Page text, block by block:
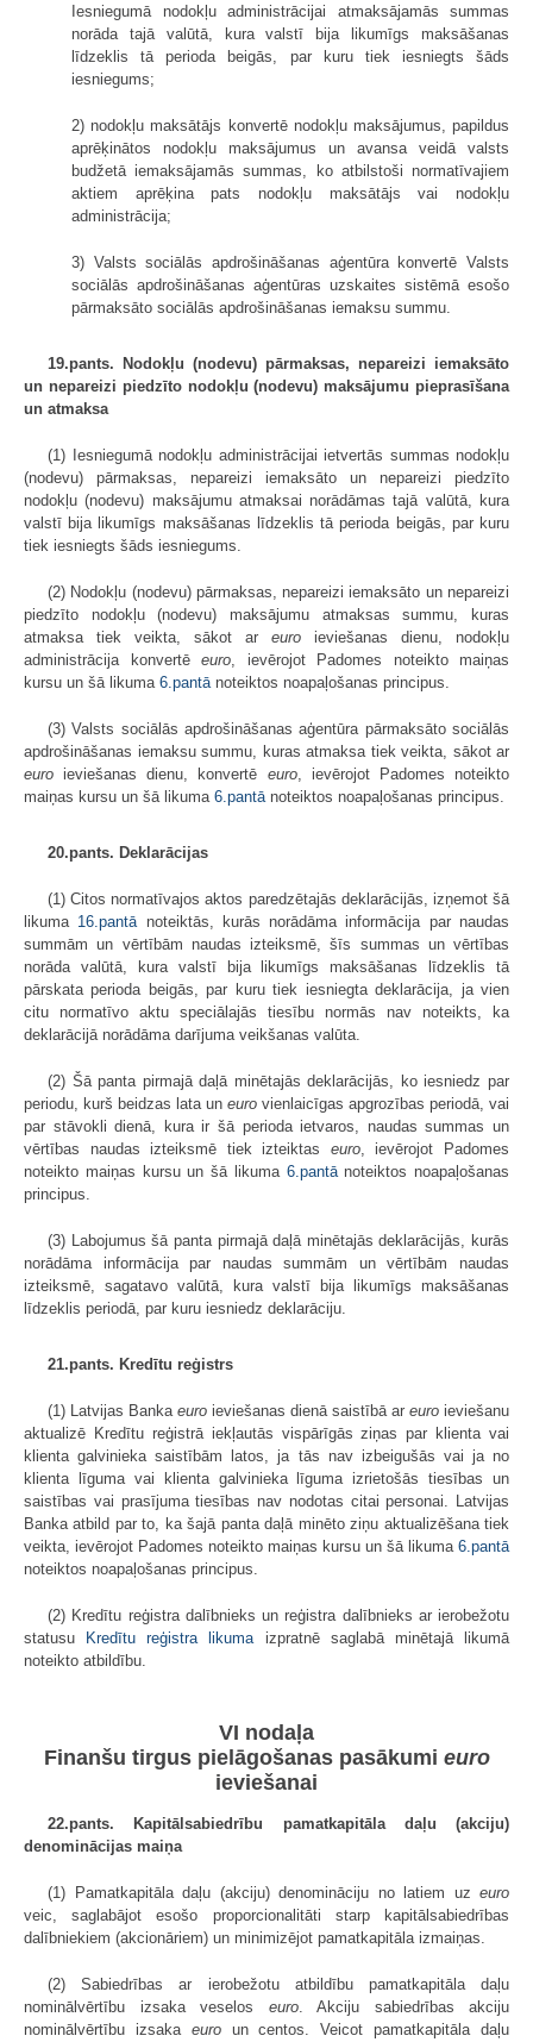
Iesniegumā nodokļu administrācijai atmaksājamās summas
norāda tajā valūtā, kura valstī bija likumīgs maksāšanas
līdzeklis tā perioda beigās, par kuru tiek iesniegts šāds
iesniegums;
2) nodokļu maksātājs konvertē nodokļu maksājumus, papildus
aprēķinātos nodokļu maksājumus un avansa veidā valsts
budžetā iemaksājamās summas, ko atbilstoši normatīvajiem
aktiem aprēķina pats nodokļu maksātājs vai nodokļu
administrācija;
3) Valsts sociālās apdrošināšanas aģentūra konvertē Valsts
sociālās apdrošināšanas aģentūras uzskaites sistēmā esošo
pārmaksāto sociālās apdrošināšanas iemaksu summu.
19.pants. Nodokļu (nodevu) pārmaksas, nepareizi iemaksāto
un nepareizi piedzīto nodokļu (nodevu) maksājumu pieprasīšana
un atmaksa
(1) Iesniegumā nodokļu administrācijai ietvertās summas nodokļu
(nodevu) pārmaksas, nepareizi iemaksāto un nepareizi piedzīto
nodokļu (nodevu) maksājumu atmaksai norādāmas tajā valūtā, kura
valstī bija likumīgs maksāšanas līdzeklis tā perioda beigās, par kuru
tiek iesniegts šāds iesniegums.
(2) Nodokļu (nodevu) pārmaksas, nepareizi iemaksāto un nepareizi
piedzīto nodokļu (nodevu) maksājumu atmaksas summu, kuras
atmaksa tiek veikta, sākot ar euro ieviešanas dienu, nodokļu
administrācija konvertē euro, ievērojot Padomes noteikto maiņas
kursu un šā likuma 6.pantānoteiktos noapaļošanas principus.
(3) Valsts sociālās apdrošināšanas aģentūra pārmaksāto sociālās
apdrošināšanas iemaksu summu, kuras atmaksa tiek veikta, sākot ar
euro ieviešanas dienu, konvertē euro, ievērojot Padomes noteikto
maiņas kursu un šā likuma 6.pantānoteiktos noapaļošanas principus.
20.pants. Deklarācijas
(1) Citos normatīvajos aktos paredzētajās deklarācijās, izņemot šā
likuma 16.pantānoteiktās, kurās norādāma informācija par naudas
summām un vērtībām naudas izteiksmē, šīs summas un vērtības
norāda valūtā, kura valstī bija likumīgs maksāšanas līdzeklis tā
pārskata perioda beigās, par kuru tiek iesniegta deklarācija, ja vien
citu normatīvo aktu speciālajās tiesību normās nav noteikts, ka
deklarācijā norādāma darījuma veikšanas valūta.
(2) Šā panta pirmajā daļā minētajās deklarācijās, ko iesniedz par
periodu, kurš beidzas lata un euro vienlaicīgas apgrozības periodā, vai
par stāvokli dienā, kura ir šā perioda ietvaros, naudas summas un
vērtības naudas izteiksmē tiek izteiktas euro, ievērojot Padomes
noteikto maiņas kursu un šā likuma 6.pantānoteiktos noapaļošanas
principus.
(3) Labojumus šā panta pirmajā daļā minētajās deklarācijās, kurās
norādāma informācija par naudas summām un vērtībām naudas
izteiksmē, sagatavo valūtā, kura valstī bija likumīgs maksāšanas
līdzeklis periodā, par kuru iesniedz deklarāciju.
21.pants. Kredītu reģistrs
(1) Latvijas Banka euro ieviešanas dienā saistībā ar euro ieviešanu
aktualizē Kredītu reģistrā iekļautās vispārīgās ziņas par klienta vai
klienta galvinieka saistībām latos, ja tās nav izbeigušās vai ja no
klienta līguma vai klienta galvinieka līguma izrietošās tiesības un
saistības vai prasījuma tiesības nav nodotas citai personai. Latvijas
Banka atbild par to, ka šajā panta daļā minēto ziņu aktualizēšana tiek
veikta, ievērojot Padomes noteikto maiņas kursu un šā likuma 6.pantā
noteiktos noapaļošanas principus.
(2) Kredītu reģistra dalībnieks un reģistra dalībnieks ar ierobežotu
statusu
Kredītu reģistra likumaizpratnē saglabā minētajā likumā
noteikto atbildību.
VI nodaļa
Finanšu tirgus pielāgošanas pasākumi euro
ieviešanai
22.pants. Kapitālsabiedrību pamatkapitāla daļu (akciju)
denominācijas maiņa
(1) Pamatkapitāla daļu (akciju) denomināciju no latiem uz euro
veic, saglabājot esošo proporcionalitāti starp kapitālsabiedrības
dalībniekiem (akcionāriem) un minimizējot pamatkapitāla izmaiņas.
(2) Sabiedrības ar ierobežotu atbildību pamatkapitāla daļu
nominālvērtību izsaka veselos euro. Akciju sabiedrības akciju
nominālvērtību izsaka euroun centos. Veicot pamatkapitāla daļu